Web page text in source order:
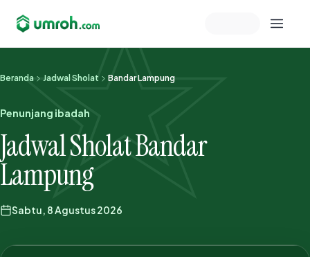
Memeriksa sesi akun
Beranda Jadwal Sholat Bandar Lampung
Penunjang ibadah
Jadwal Sholat Bandar
Lampung
Sabtu, 8 Agustus 2026